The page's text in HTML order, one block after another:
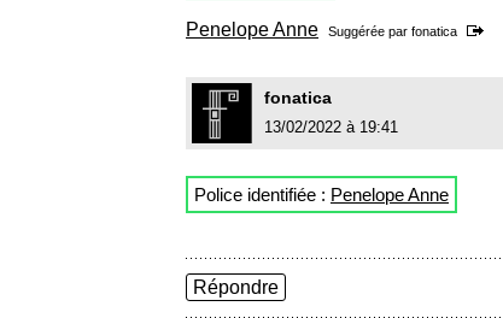
Penelope Anne Suggérée par fonatica
fonatica
13/02/2022 à 19:41
Police identifiée : Penelope Anne
Répondre